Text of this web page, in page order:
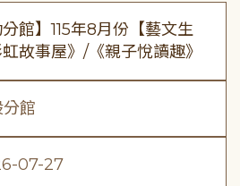
分館】115年8月份【藝文生
故事屋》/《親子悅讀趣》
館
07-27